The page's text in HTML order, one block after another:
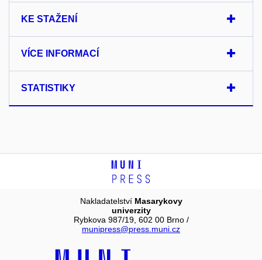
KE STAŽENÍ
VÍCE INFORMACÍ
STATISTIKY
Nakladatelství Masarykovy
univerzity
Rybkova 987/19, 602 00 Brno /
munipress@press.muni.cz